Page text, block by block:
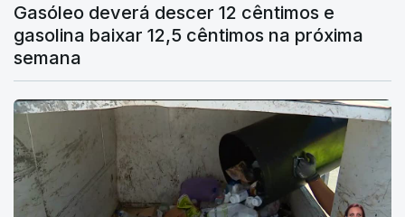
Gasóleo deverá descer 12 cêntimos e
gasolina baixar 12,5 cêntimos na próxima
semana